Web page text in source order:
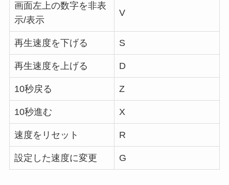
画面左上の数字を非表
示/表示
V
再生速度を下げる S
再生速度を上げる D
10秒戻る Z
10秒進む X
速度をリセット R
設定した速度に変更 G